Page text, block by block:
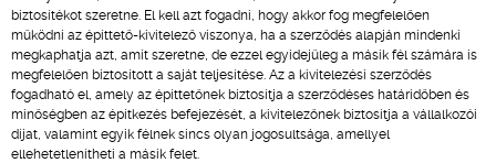
biztosítékot szeretne. El kell azt fogadni, hogy akkor fog megfelelően
működni az építtető-kivitelező viszonya, ha a szerződés alapján mindenki
megkaphatja azt, amit szeretne, de ezzel egyidejűleg a másik fél számára is
megfelelően biztosított a saját teljesítése. Az a kivitelezési szerződés
fogadható el, amely az építtetőnek biztosítja a szerződéses határidőben és
minőségben az építkezés befejezését, a kivitelezőnek biztosítja a vállalkozói
díjat, valamint egyik félnek sincs olyan jogosultsága, amellyel
ellehetetlenítheti a másik felet.